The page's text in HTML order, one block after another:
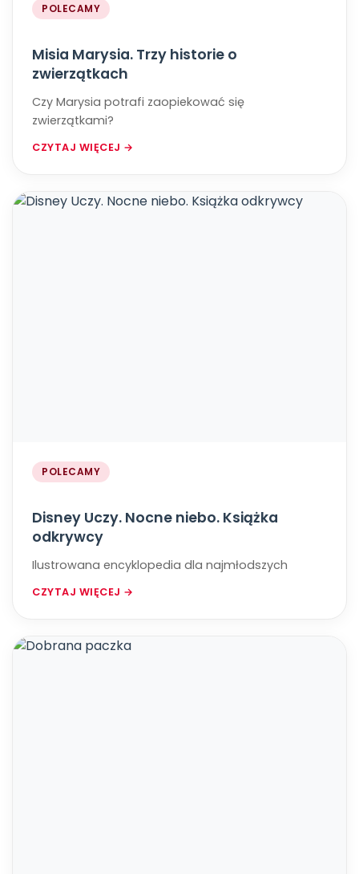
POLECAMY
Misia Marysia. Trzy historie o
zwierzątkach
Czy Marysia potrafi zaopiekować się
zwierzątkami?
CZYTAJ WIĘCEJ →
POLECAMY
Disney Uczy. Nocne niebo. Książka
odkrywcy
Ilustrowana encyklopedia dla najmłodszych
CZYTAJ WIĘCEJ →